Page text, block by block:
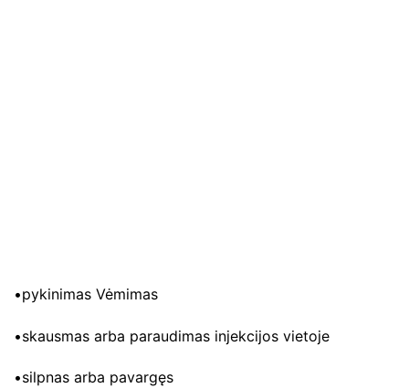
•pykinimas Vėmimas
•skausmas arba paraudimas injekcijos vietoje
•silpnas arba pavargęs